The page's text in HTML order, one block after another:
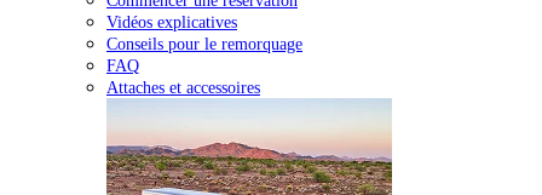
Vidéos explicatives
Conseils pour le remorquage
FAQ
Attaches et accessoires